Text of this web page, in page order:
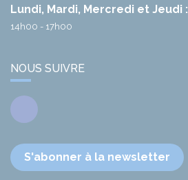
Lundi, Mardi, Mercredi et Jeudi :
14h00 - 17h00
NOUS SUIVRE
Facebook
S'abonner à la newsletter